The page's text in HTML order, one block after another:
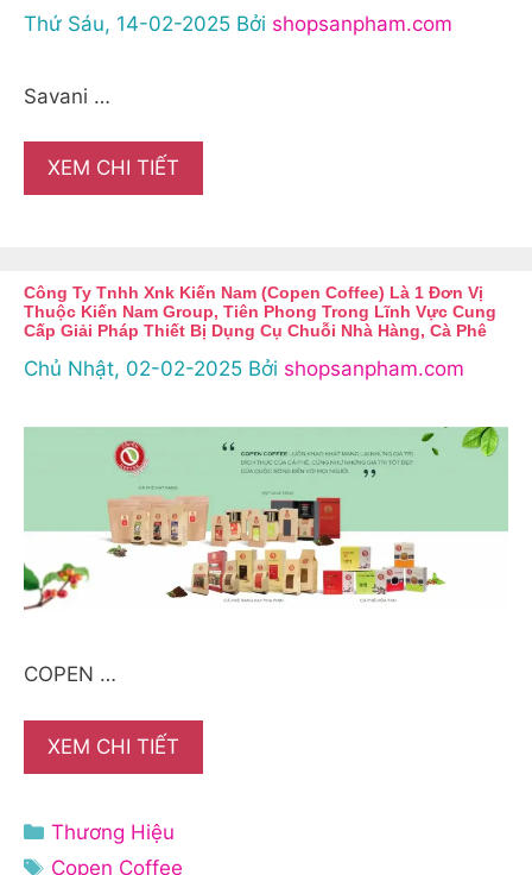
Thứ Sáu, 14-02-2025 Bởi shopsanpham.com
Savani …
XEM CHI TIẾT
Công Ty Tnhh Xnk Kiến Nam (Copen Coffee) Là 1 Đơn Vị
Thuộc Kiến Nam Group, Tiên Phong Trong Lĩnh Vực Cung
Cấp Giải Pháp Thiết Bị Dụng Cụ Chuỗi Nhà Hàng, Cà Phê
Chủ Nhật, 02-02-2025 Bởi shopsanpham.com
COPEN …
XEM CHI TIẾT
Danh
mục
Thương Hiệu
Thẻ
Copen Coffee